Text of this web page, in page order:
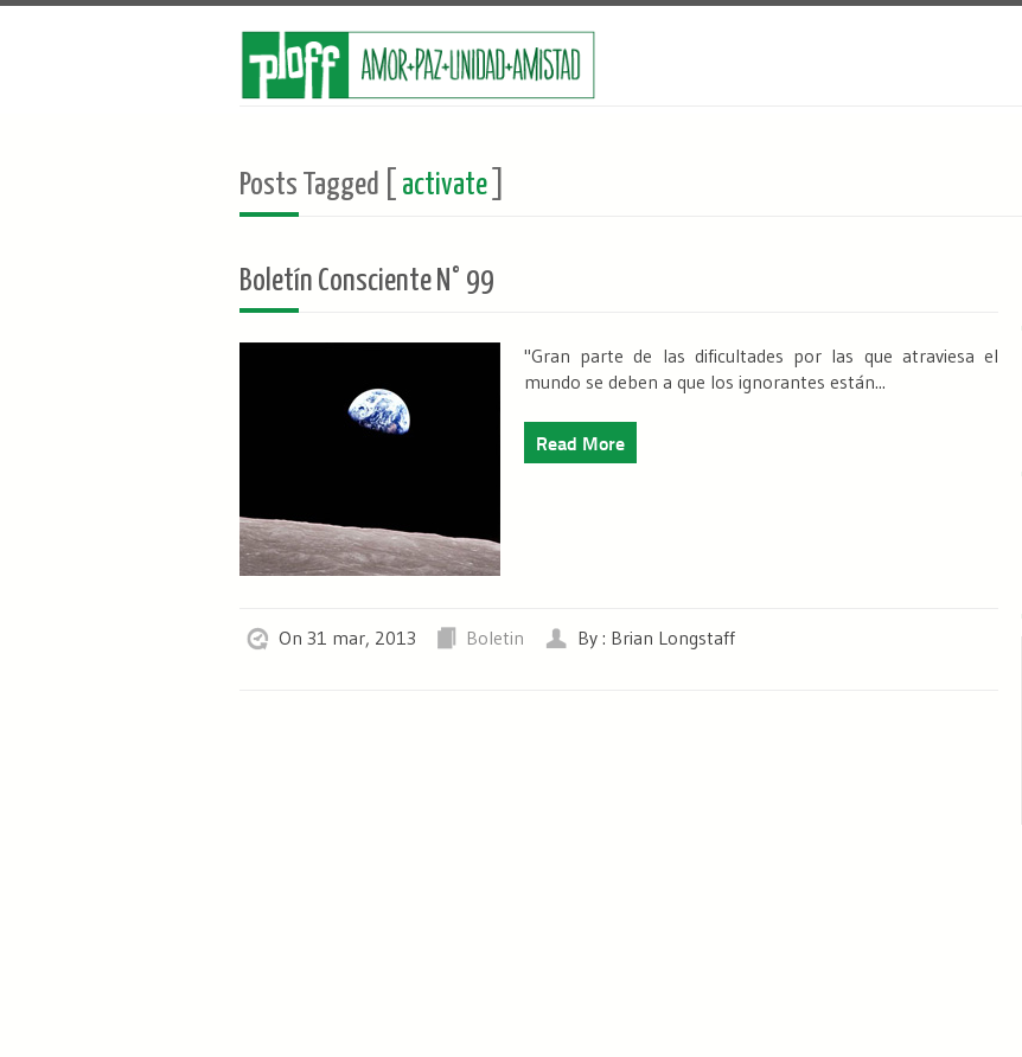
Posts Tagged [ activate
Boletín Consciente N° 99
"Gran parte de las dificultades por las que atraviesa el
mundo se deben a que los ignorantes están...
Read More
On 31 mar, 2013 Boletin By : Brian Longstaff